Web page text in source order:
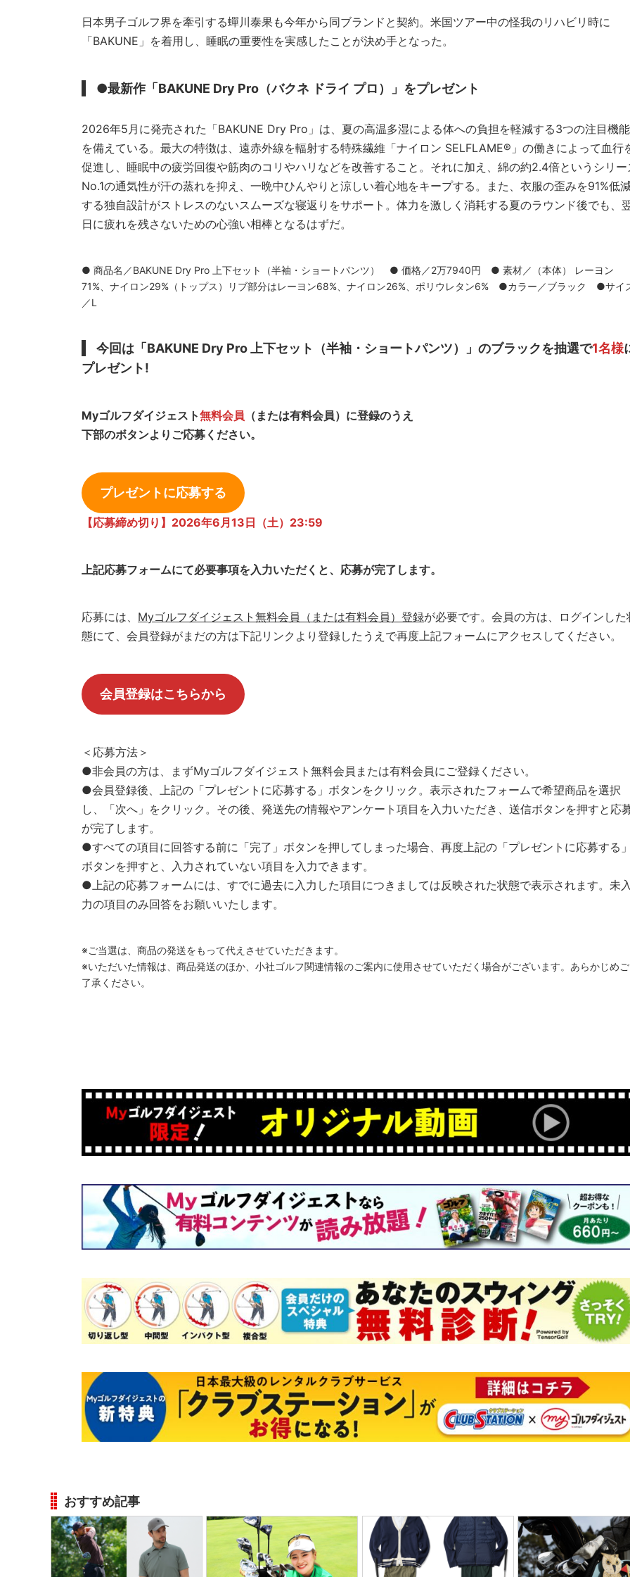
日本男子ゴルフ界を牽引する蟬川泰果も今年から同ブランドと契約。米国ツアー中の怪我のリハビリ時に
「BAKUNE」を着用し、睡眠の重要性を実感したことが決め手となった。
●最新作「BAKUNE Dry Pro（バクネ ドライ プロ）」をプレゼント
2026年5月に発売された「BAKUNE Dry Pro」は、夏の高温多湿による体への負担を軽減する3つの注目機能
を備えている。最大の特徴は、遠赤外線を輻射する特殊繊維「ナイロン SELFLAME®」の働きによって血行
促進し、睡眠中の疲労回復や筋肉のコリやハリなどを改善すること。それに加え、綿の約2.4倍というシリー
No.1の通気性が汗の蒸れを抑え、一晩中ひんやりと涼しい着心地をキープする。また、衣服の歪みを91%低
する独自設計がストレスのないスムーズな寝返りをサポート。体力を激しく消耗する夏のラウンド後でも、
日に疲れを残さないための心強い相棒となるはずだ。
● 商品名／BAKUNE Dry Pro 上下セット（半袖・ショートパンツ） ● 価格／2万7940円 ● 素材／（本体） レーヨン
71%、ナイロン29%（トップス）リブ部分はレーヨン68%、ナイロン26%、ポリウレタン6% ●カラー／ブラック ●サイ
／L
今回は「BAKUNE Dry Pro上下セット（半袖・ショートパンツ） 」のブラックを抽選で1名様
プレゼント!
Myゴルフダイジェスト無料会員 （または有料会員）に登録のうえ
下部のボタンよりご応募ください。
プレゼントに応募する
【応募締め切り】2026年6月 13日（土）23:59
上記応募フォームにて必要事項を入力いただくと、応募が完了します。
応募には、 Myゴルフダイジェスト無料会員（または有料会員）登録が必要です。会員の方は、ログインした
態にて、会員登録がまだの方は下記リンクより登録したうえで再度上記フォームにアクセスしてください。
会員登録はこちらから
＜応募方法＞
●非会員の方は、まずMyゴルフダイジェスト無料会員または有料会員にご登録ください。
●会員登録後、上記の「プレゼントに応募する」ボタンをクリック。表示されたフォームで希望商品を選択
し、「次へ」をクリック。その後、発送先の情報やアンケート項目を入力いただき、送信ボタンを押すと応
が完了します。
●すべての項目に回答する前に「完了」ボタンを押してしまった場合、再度上記の「プレゼントに応募する
ボタンを押すと、入力されていない項目を入力できます。
●上記の応募フォームには、すでに過去に入力した項目につきましては反映された状態で表示されます。未
力の項目のみ回答をお願いいたします。
※ご当選は、商品の発送をもって代えさせていただきます。
※いただいた情報は、商品発送のほか、小社ゴルフ関連情報のご案内に使用させていただく場合がございます。あらかじめご
了承ください。
おすすめ記事